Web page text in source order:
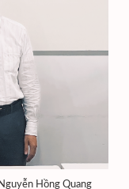
Hồng Quang